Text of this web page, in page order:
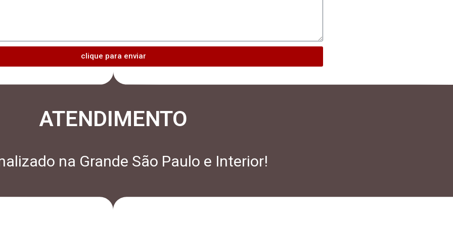
clique para enviar
ATENDIMENTO
na Grande São Paulo e Interior!